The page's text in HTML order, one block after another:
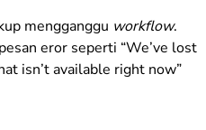
mengganggu workflow.
eror seperti “We’ve lost
isn’t available right now”